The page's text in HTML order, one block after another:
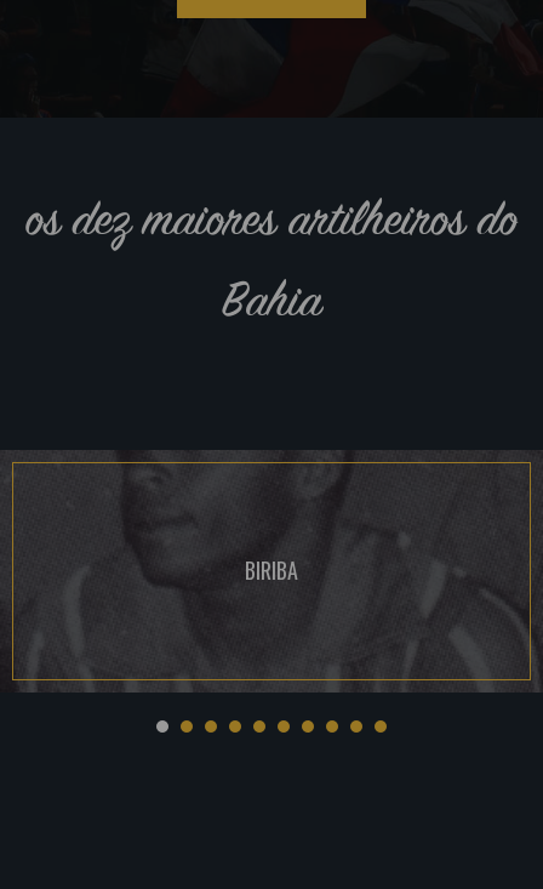
os dez maiores artilheiros do
Bahia
BIRIBA